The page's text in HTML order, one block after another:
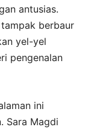
antusias.
berbaur
yel-yel
pengenalan
ini
Sara Magdi